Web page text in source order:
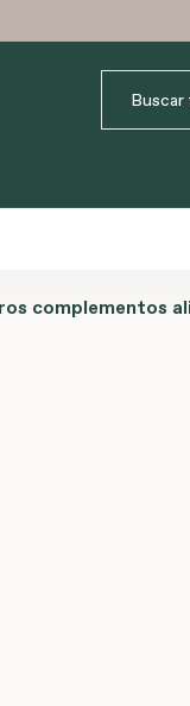
complementos